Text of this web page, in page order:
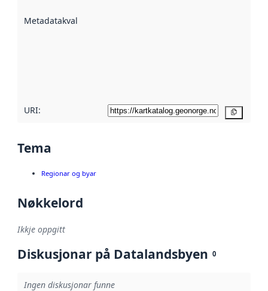
Metadatakvalitet
URI:
Tema
Regionar og byar
Nøkkelord
Ikkje oppgitt
Diskusjonar på Datalandsbyen 0
Ingen diskusjonar funne